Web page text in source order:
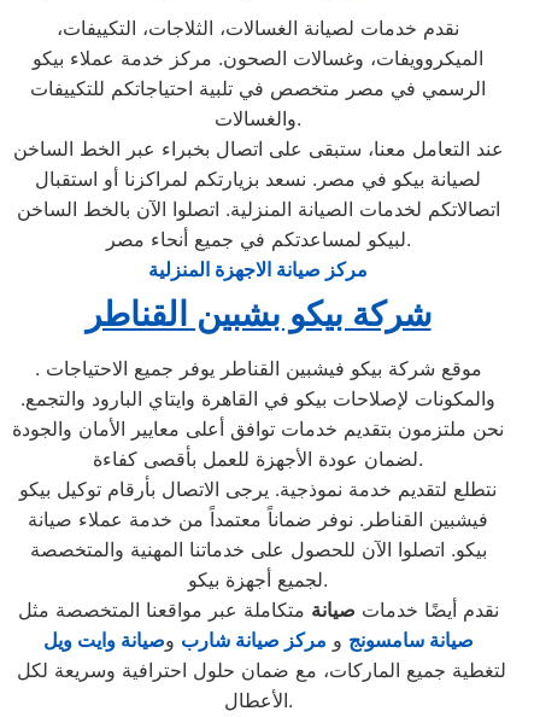
نقدم خدمات لصيانة الغسالات، الثلاجات، التكييفات،
الميكروويفات، وغسالات الصحون. مركز خدمة عملاء بيكو
الرسمي في مصر متخصص في تلبية احتياجاتكم للتكييفات
والغسالات.
عند التعامل معنا، ستبقى على اتصال بخبراء عبر الخط الساخن
لصيانة بيكو في مصر. نسعد بزيارتكم لمراكزنا أو استقبال
اتصالاتكم لخدمات الصيانة المنزلية. اتصلوا الآن بالخط الساخن
لبيكو لمساعدتكم في جميع أنحاء مصر.
مركز صيانة الاجهزة المنزلية
شركة بيكو بشبين القناطر
. موقع شركة بيكو فيشبين القناطر يوفر جميع الاحتياجات
والمكونات لإصلاحات بيكو في القاهرة وايتاي البارود والتجمع.
نحن ملتزمون بتقديم خدمات توافق أعلى معايير الأمان والجودة
لضمان عودة الأجهزة للعمل بأقصى كفاءة.
نتطلع لتقديم خدمة نموذجية. يرجى الاتصال بأرقام توكيل بيكو
فيشبين القناطر. نوفر ضماناً معتمداً من خدمة عملاء صيانة
بيكو. اتصلوا الآن للحصول على خدماتنا المهنية والمتخصصة
لجميع أجهزة بيكو.
نقدم أيضًا خدمات صيانة متكاملة عبر مواقعنا المتخصصة مثل
صيانة سامسونج و مركز صيانة شارب وصيانة وايت ويل
الأعطال.